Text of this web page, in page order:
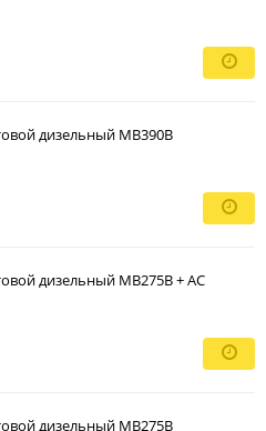
дизельный MB390B
дизельный MB275В + АС
дизельный MB275В